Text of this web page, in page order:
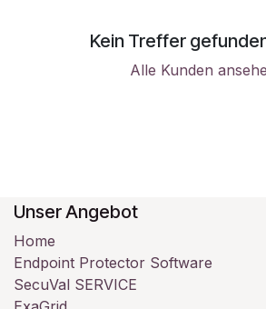
Kein Treffer
Alle Kunden
Unser Angebot
Home
Endpoint Protector Software
SecuVal SERVICE